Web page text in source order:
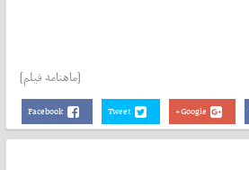
[ماهنامه فیلم]
Facebook Tweet Google+